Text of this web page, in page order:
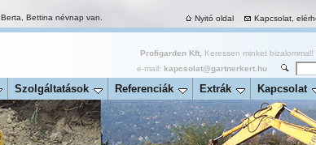
Bettina névnap van. Nyitó oldal Kapcsolat,
Profigarden Kft, Keressen minket bizalommal!
e-mail: kapcsolat@gartnerkert.hu
Szolgáltatások Referenciák Extrák Kapcsolat